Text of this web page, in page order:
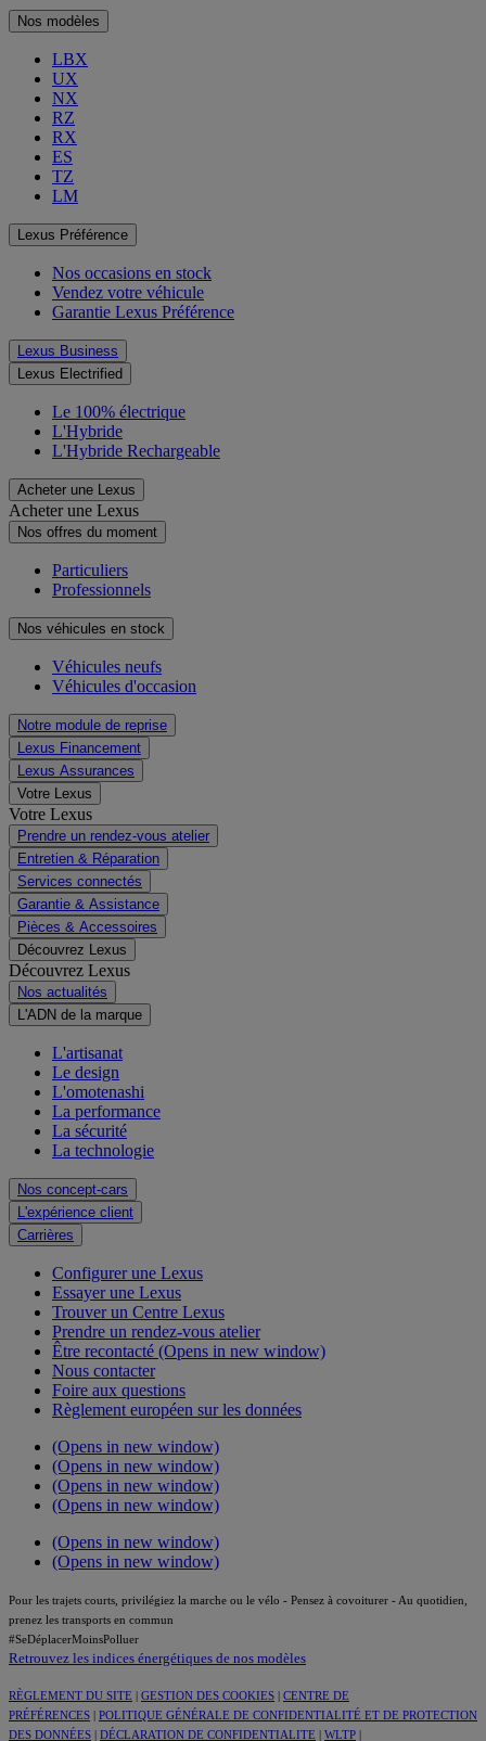
Nos modèles
LBX
UX
NX
RZ
RX
ES
TZ
LM
Lexus Préférence
Nos occasions en stock
Vendez votre véhicule
Garantie Lexus Préférence
Lexus Business
Lexus Electrified
Le 100% électrique
L'Hybride
L'Hybride Rechargeable
Acheter une Lexus
Acheter une Lexus
Nos offres du moment
Particuliers
Professionnels
Nos véhicules en stock
Véhicules neufs
Véhicules d'occasion
Notre module de reprise
Lexus Financement
Lexus Assurances
Votre Lexus
Votre Lexus
Prendre un rendez-vous atelier
Entretien & Réparation
Services connectés
Garantie & Assistance
Pièces & Accessoires
Découvrez Lexus
Découvrez Lexus
Nos actualités
L'ADN de la marque
L'artisanat
Le design
L'omotenashi
La performance
La sécurité
La technologie
Nos concept-cars
L'expérience client
Carrières
Configurer une Lexus
Essayer une Lexus
Trouver un Centre Lexus
Prendre un rendez-vous atelier
Être recontacté (Opens in new window)
Nous contacter
Foire aux questions
Règlement européen sur les données
(Opens in new window)
(Opens in new window)
(Opens in new window)
(Opens in new window)
(Opens in new window)
(Opens in new window)
Pour les trajets courts, privilégiez la marche ou le vélo - Pensez à covoiturer - Au quotidien,
prenez les transports en commun
#SeDéplacerMoinsPolluer
Retrouvez les indices énergétiques de nos modèles
RÈGLEMENT DU SITE | GESTION DES COOKIES | CENTRE DE
PRÉFÉRENCES | POLITIQUE GÉNÉRALE DE CONFIDENTIALITÉ ET DE PROTECTION
DES DONNÉES | DÉCLARATION DE CONFIDENTIALITE | WLTP |